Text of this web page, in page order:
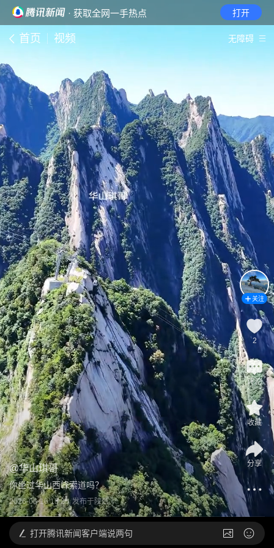
· 获取全网一手热点 打开
首页 视频 无障碍
@华山琪哥
你坐过华山西峰索道吗？
2026-06-16 15:25 发布于陕西
关注
2
评论
收藏
分享
打开腾讯新闻客户端说两句